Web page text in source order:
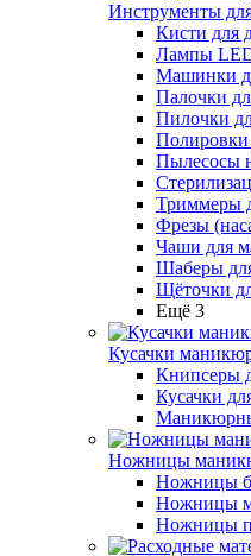
Инструменты
Кисти для
Лампы
Машинки
Палочки
Пилочки
Полировки
Пылесосы
Триммеры
Фрезы
Чаши для
Шаберы
Щёточки
Ещё 3
Кусачки
Книпсеры
Кусачки
Ножницы
Ножницы
Ножницы
Ножницы